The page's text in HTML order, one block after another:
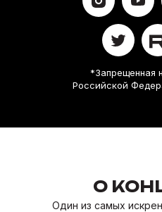
*Запрещенная
Российской
О
Один из самых